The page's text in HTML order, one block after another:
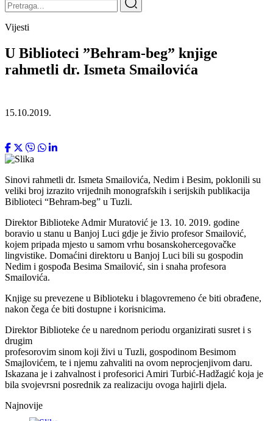
Vijesti
U Biblioteci ”Behram-beg” knjige
rahmetli dr. Ismeta Smailovića
15.10.2019.
Sinovi rahmetli dr. Ismeta Smailovića, Nedim i Besim, poklonili su
veliki broj izrazito vrijednih monografskih i serijskih publikacija
Biblioteci “Behram-beg” u Tuzli.
Direktor Biblioteke Admir Muratović je 13. 10. 2019. godine
boravio u stanu u Banjoj Luci gdje je živio profesor Smailović,
kojem pripada mjesto u samom vrhu bosanskohercegovačke
lingvistike. Domaćini direktoru u Banjoj Luci bili su gospodin
Nedim i gospođa Besima Smailović, sin i snaha profesora
Smailovića.
Knjige su prevezene u Biblioteku i blagovremeno će biti obrađene,
nakon čega će biti dostupne i korisnicima.
Direktor Biblioteke će u narednom periodu organizirati susret i s
drugim
profesorovim sinom koji živi u Tuzli, gospodinom Besimom
Smajlovićem, te i njemu zahvaliti na ovom neprocjenjivom daru.
Iskazana je i zahvalnost i profesorici Amiri Turbić-Hadžagić koja je
bila svojevrsni posrednik za realizaciju ovoga hajirli djela.
Najnovije